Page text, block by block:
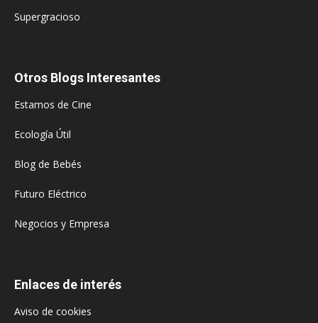
Supergracioso
Otros Blogs Interesantes
Estamos de Cine
Ecología Útil
Blog de Bebés
Futuro Eléctrico
Negocios y Empresa
Enlaces de interés
Aviso de cookies